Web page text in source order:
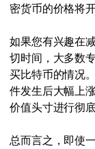
密货币的价格将
如果您有兴趣在
切时间，大多数
买比特币的情况
件发生后大幅上
价值头寸进行彻
总而言之，即使